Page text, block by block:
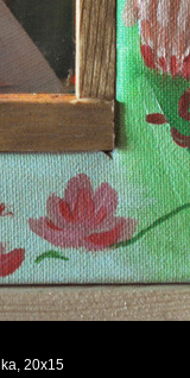
20x15